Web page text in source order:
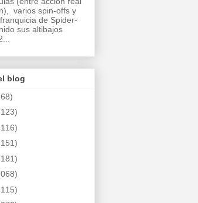
varios spin-offs y
de Spider-
sus altibajos
blog